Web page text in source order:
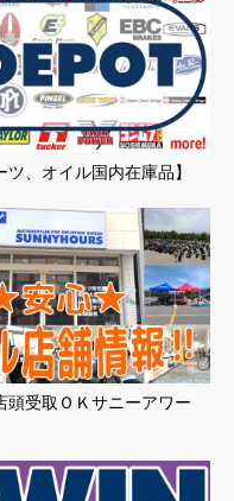
、オイル国内在庫品】
頭受取ＯＫサニーアワー